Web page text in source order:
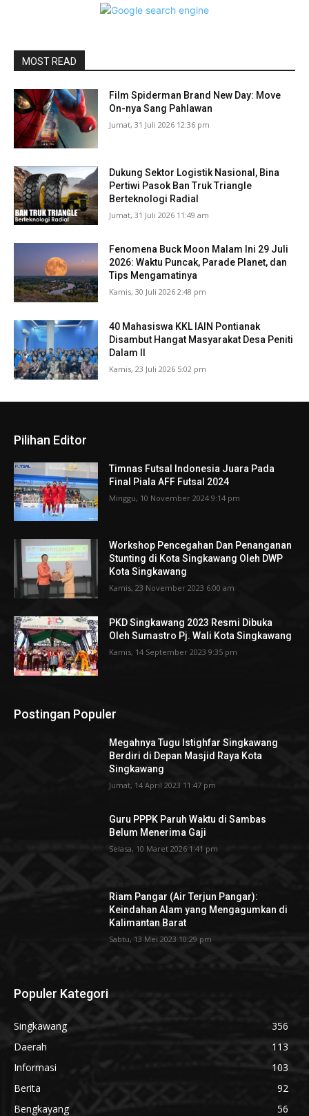
MOST READ
Film Spiderman Brand New Day: Move
On-nya Sang Pahlawan
Jumat, 31 Juli 2026 12:36 pm
Dukung Sektor Logistik Nasional, Bina
Pertiwi Pasok Ban Truk Triangle
Berteknologi Radial
Jumat, 31 Juli 2026 11:49 am
Fenomena Buck Moon Malam Ini 29 Juli
2026: Waktu Puncak, Parade Planet, dan
Tips Mengamatinya
Kamis, 30 Juli 2026 2:48 pm
40 Mahasiswa KKL IAIN Pontianak
Disambut Hangat Masyarakat Desa Peniti
Dalam II
Kamis, 23 Juli 2026 5:02 pm
Pilihan Editor
Timnas Futsal Indonesia Juara Pada
Final Piala AFF Futsal 2024
Minggu, 10 November 2024 9:14 pm
Workshop Pencegahan Dan Penanganan
Stunting di Kota Singkawang Oleh DWP
Kota Singkawang
Kamis, 23 November 2023 6:00 am
PKD Singkawang 2023 Resmi Dibuka
Oleh Sumastro Pj. Wali Kota Singkawang
Kamis, 14 September 2023 9:35 pm
Postingan Populer
Megahnya Tugu Istighfar Singkawang
Berdiri di Depan Masjid Raya Kota
Singkawang
Jumat, 14 April 2023 11:47 pm
Guru PPPK Paruh Waktu di Sambas
Belum Menerima Gaji
Selasa, 10 Maret 2026 1:41 pm
Riam Pangar (Air Terjun Pangar):
Keindahan Alam yang Mengagumkan di
Kalimantan Barat
Sabtu, 13 Mei 2023 10:29 pm
Populer Kategori
Singkawang
356
Daerah
113
Informasi
103
Berita
92
Bengkayang
56